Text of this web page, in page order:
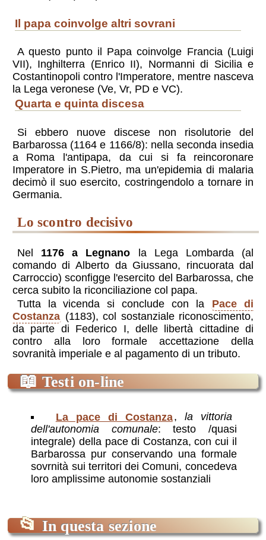
il papa coinvolge altri sovrani
A questo punto il Papa coinvolge Francia (Luigi
VII), Inghilterra (Enrico II), Normanni di Sicilia e
Costantinopoli contro l'Imperatore, mentre nasceva
la Lega veronese (Ve, Vr, PD e VC).
quarta e quinta discesa
Si ebbero nuove discese non risolutorie del
Barbarossa (1164 e 1166/8): nella seconda insedia
a Roma l'antipapa, da cui si fa reincoronare
Imperatore in S.Pietro, ma un'epidemia di malaria
decimò il suo esercito, costringendolo a tornare in
Germania.
lo scontro decisivo
Nel 1176 a Legnano la Lega Lombarda (al
comando di Alberto da Giussano, rincuorata dal
Carroccio) sconfigge l'esercito del Barbarossa, che
cerca subito la riconciliazione col papa.
Tutta la vicenda si conclude con la
Pace di
Costanza (1183), col sostanziale riconoscimento,
da parte di Federico I, delle libertà cittadine di
contro alla loro formale accettazione della
sovranità imperiale e al pagamento di un tributo.
📖 Testi on-line
La pace di Costanza, la vittoria
dell'autonomia comunale: testo /quasi
integrale) della pace di Costanza, con cui il
Barbarossa pur conservando una formale
sovrnità sui territori dei Comuni, concedeva
loro amplissime autonomie sostanziali
📂 In questa sezione